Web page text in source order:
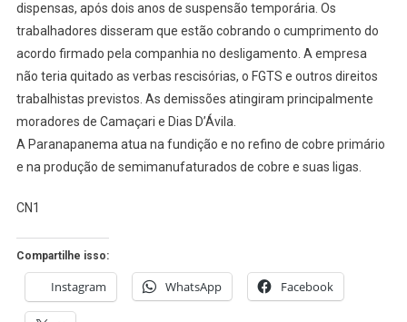
DA
REALIZAM
NA
EMPRESA
dispensas, após dois anos de suspensão temporária. Os
trabalhadores disseram que estão cobrando o cumprimento do
acordo firmado pela companhia no desligamento. A empresa
não teria quitado as verbas rescisórias, o FGTS e outros direitos
trabalhistas previstos. As demissões atingiram principalmente
moradores de Camaçari e Dias D’Ávila.
A Paranapanema atua na fundição e no refino de cobre primário
e na produção de semimanufaturados de cobre e suas ligas.
CN1
Compartilhe isso:
Instagram WhatsApp Facebook